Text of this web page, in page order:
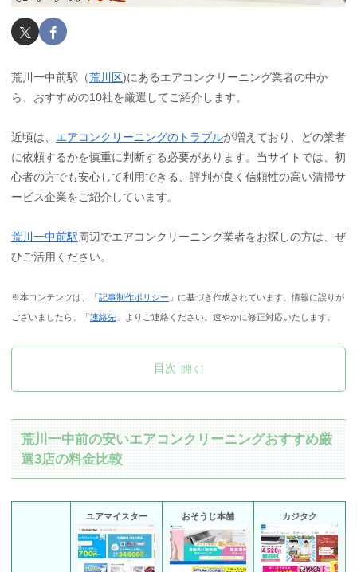
荒川一中前駅（荒川区)にあるエアコンクリーニング業者の中か
ら、おすすめの10社を厳選してご紹介します。
近頃は、 エアコンクリーニングのトラブルが増えており、どの業者
に依頼するかを慎重に判断する必要があります。当サイトでは、初
心者の方でも安心して利用できる、評判が良く信頼性の高い清掃サ
ービス企業をご紹介しています。
荒川一中前駅 周辺でエアコンクリーニング業者をお探しの方は、ぜ
ひご活用ください。
※本コンテンツは、「記事制作ポリシー 」に基づき作成されています。情報に誤りが
ございましたら、「連絡先 」よりご連絡ください。速やかに修正対応いたします。
目次
荒川一中前の安いエアコンクリーニングおすすめ厳
選3店の料金比較
ユアマイスター おそうじ本舗 カジタク